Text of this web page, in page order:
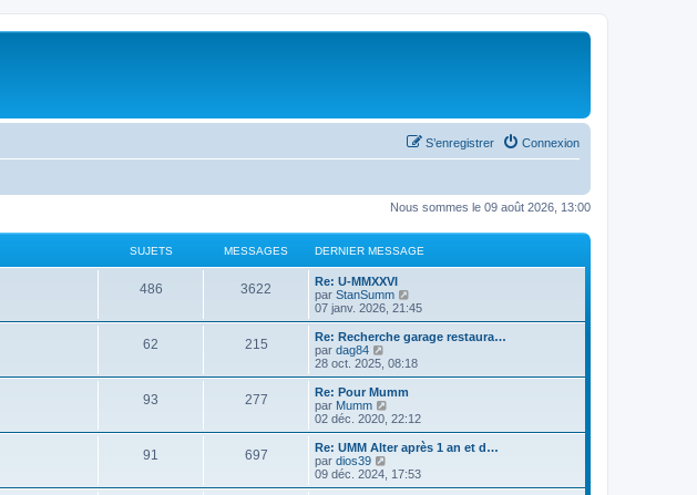
Connexion
S’enregistrer
Nous sommes le 09 août 2026, 13:00
SUJETS MESSAGES DERNIER MESSAGE
486 3622
Re: U-MMXXVI
par StanSumm
o
i
r
e
n
i
r
e
07 janv. 2026, 21:45
62 215
Re: Recherche garage restaura…
par dag84
o
i
r
l
e
d
e
r
n
i
28 oct. 2025, 08:18
93 277
Re: Pour Mumm
par Mumm
o
i
r
e
02 déc. 2020, 22:12
91 697
Re: UMM Alter après 1 an et d…
par dios39
o
i
09 déc. 2024, 17:53